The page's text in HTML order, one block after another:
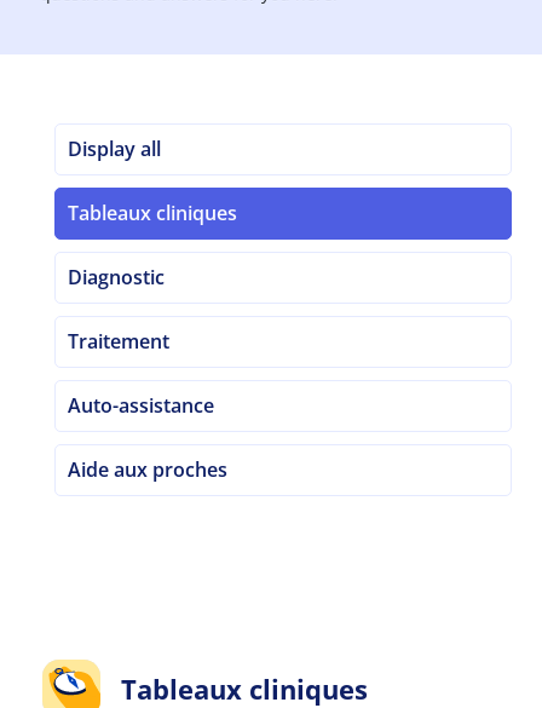
Display all
Tableaux cliniques
Diagnostic
Traitement
Auto-assistance
Aide aux proches
Tableaux cliniques